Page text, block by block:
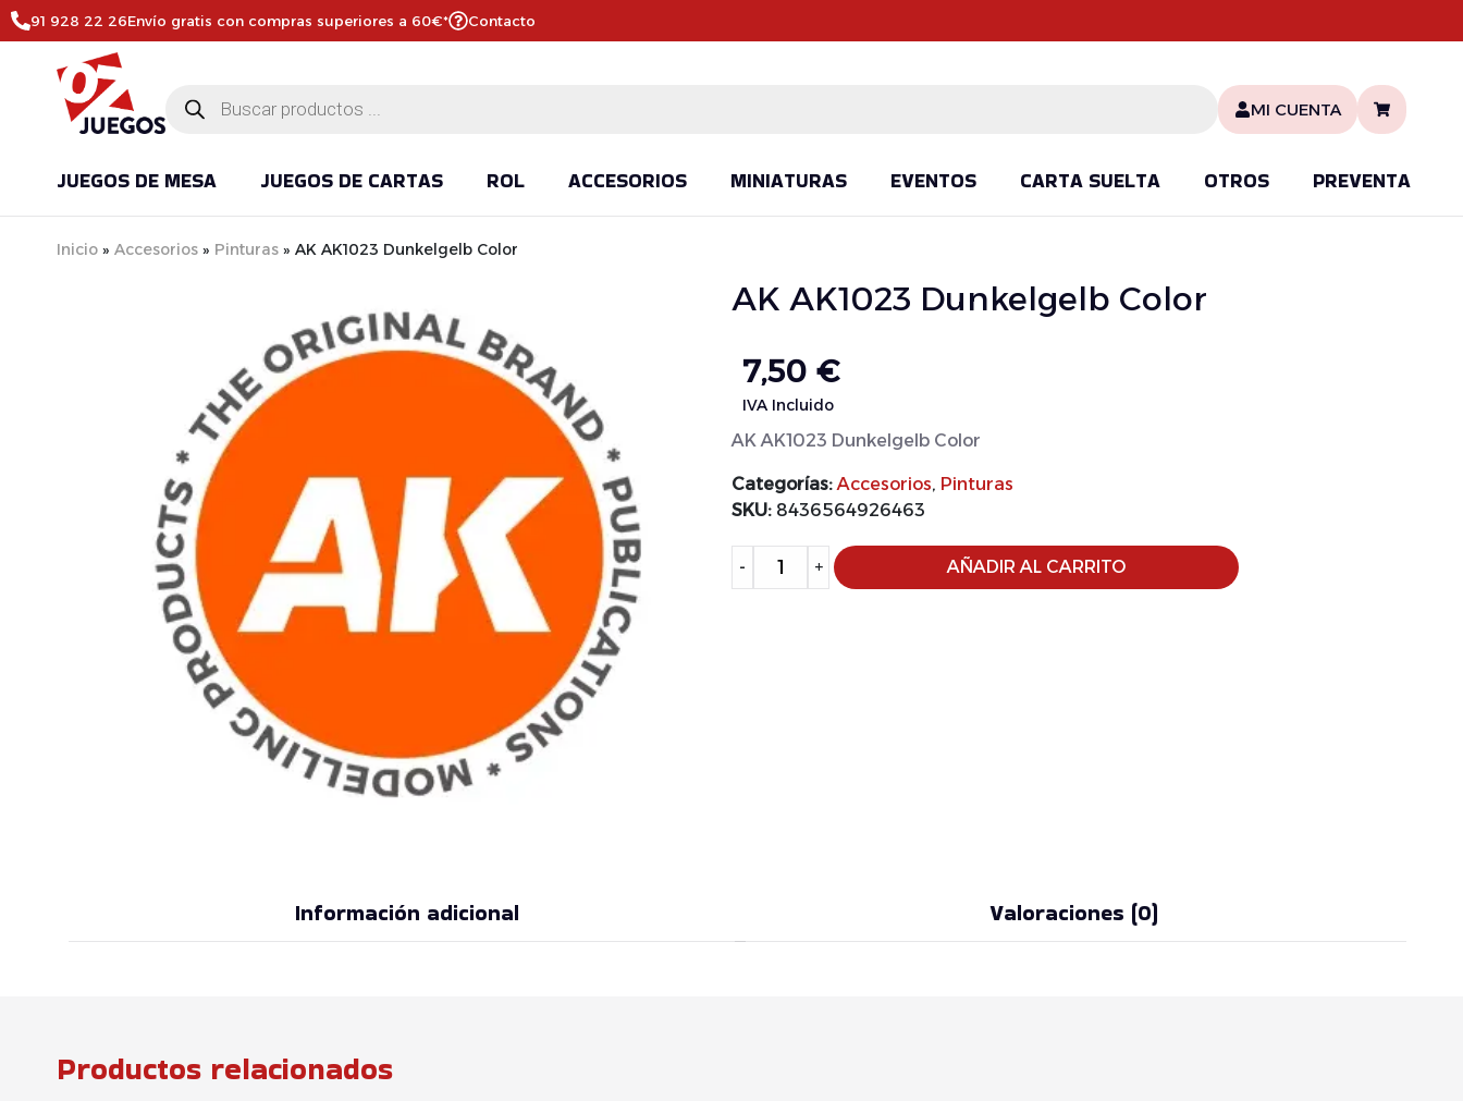
91 928 22 26Envío gratis con compras superiores a 60€* Contacto
MI CUENTA
JUEGOS DE MESA JUEGOS DE CARTAS ROL ACCESORIOS MINIATURAS EVENTOS CARTA SUELTA OTROS PREVENTA
Inicio » Accesorios » Pinturas » AK AK1023 Dunkelgelb Color
AK AK1023 Dunkelgelb Color
7,50 €
IVA Incluido
AK AK1023 Dunkelgelb Color
Categorías: Accesorios, Pinturas
SKU: 8436564926463
- + AÑADIR AL CARRITO
Alternative:
Información adicional Valoraciones (0)
Productos relacionados